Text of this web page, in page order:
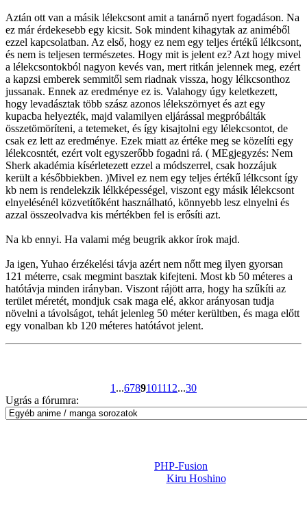
Aztán ott van a másik lélekcsont amit a tanárnő nyert fogadáson. Na
ez már érdekesebb egy kicsit. Sok mindent kihagytak az animéből
ezzel kapcsolatban. Az első, hogy ez nem egy teljes értékű lélkcsont,
és nem is teljesen természetes. Hogy mit is jelent ez? Azt hogy mivel
a lélekcsontokból nagyon kevés van, mert ritkán jelennek meg, ezért
a kapzsi emberek semmitől sem riadnak vissza, hogy lélkcsonthoz
jussanak. Ennek az eredménye ez is. Valahogy úgy keletkezett,
hogy levadásztak több szász azonos lélekszörnyet és azt egy
kupacba helyezték, majd valamilyen eljárással megpróbálták
összetömöríteni, a tetemeket, és így kisajtolni egy lélekcsontot, de
csak ez lett az eredménye. Ezek miatt az értéke meg se közelíti egy
lélekcosntét, ezért volt egyszerőbb fogadni rá. ( MEgjegyzés: Nem
Sherk akadémia kísérletezett ezzel a módszerrel, csak hozzájuk
került a későbbiekben. )Mivel ez nem egy teljes értékű lélkcsont így
kb nem is rendelekzik lélkképességel, viszont egy másik lélekcsont
elnyelésénél közvetítőként használható, könnyebb lesz elnyelni és
azzal összeolvadva kis mértékben fel is erősíti azt.
Na kb ennyi. Ha valami még beugrik akkor írok majd.
Ja igen, Yuhao érzékelési távja azért nem nőtt meg ilyen gyorsan
121 méterre, csak megmint basztak kifejteni. Most kb 50 méteres a
hatótávja minden irányban. Viszont rájött arra, hogy ha szűkíti az
terület méretét, mondjuk csak maga elé, akkor arányosan tudja
növelni a távolságot, tehát jelenleg 50 méter kerültben, és maga előtt
egy vonalban kb 120 méteres hatótávot jelent.
1 ...6789101112...30
Ugrás a fórumra:
PHP-Fusion
Kiru Hoshino